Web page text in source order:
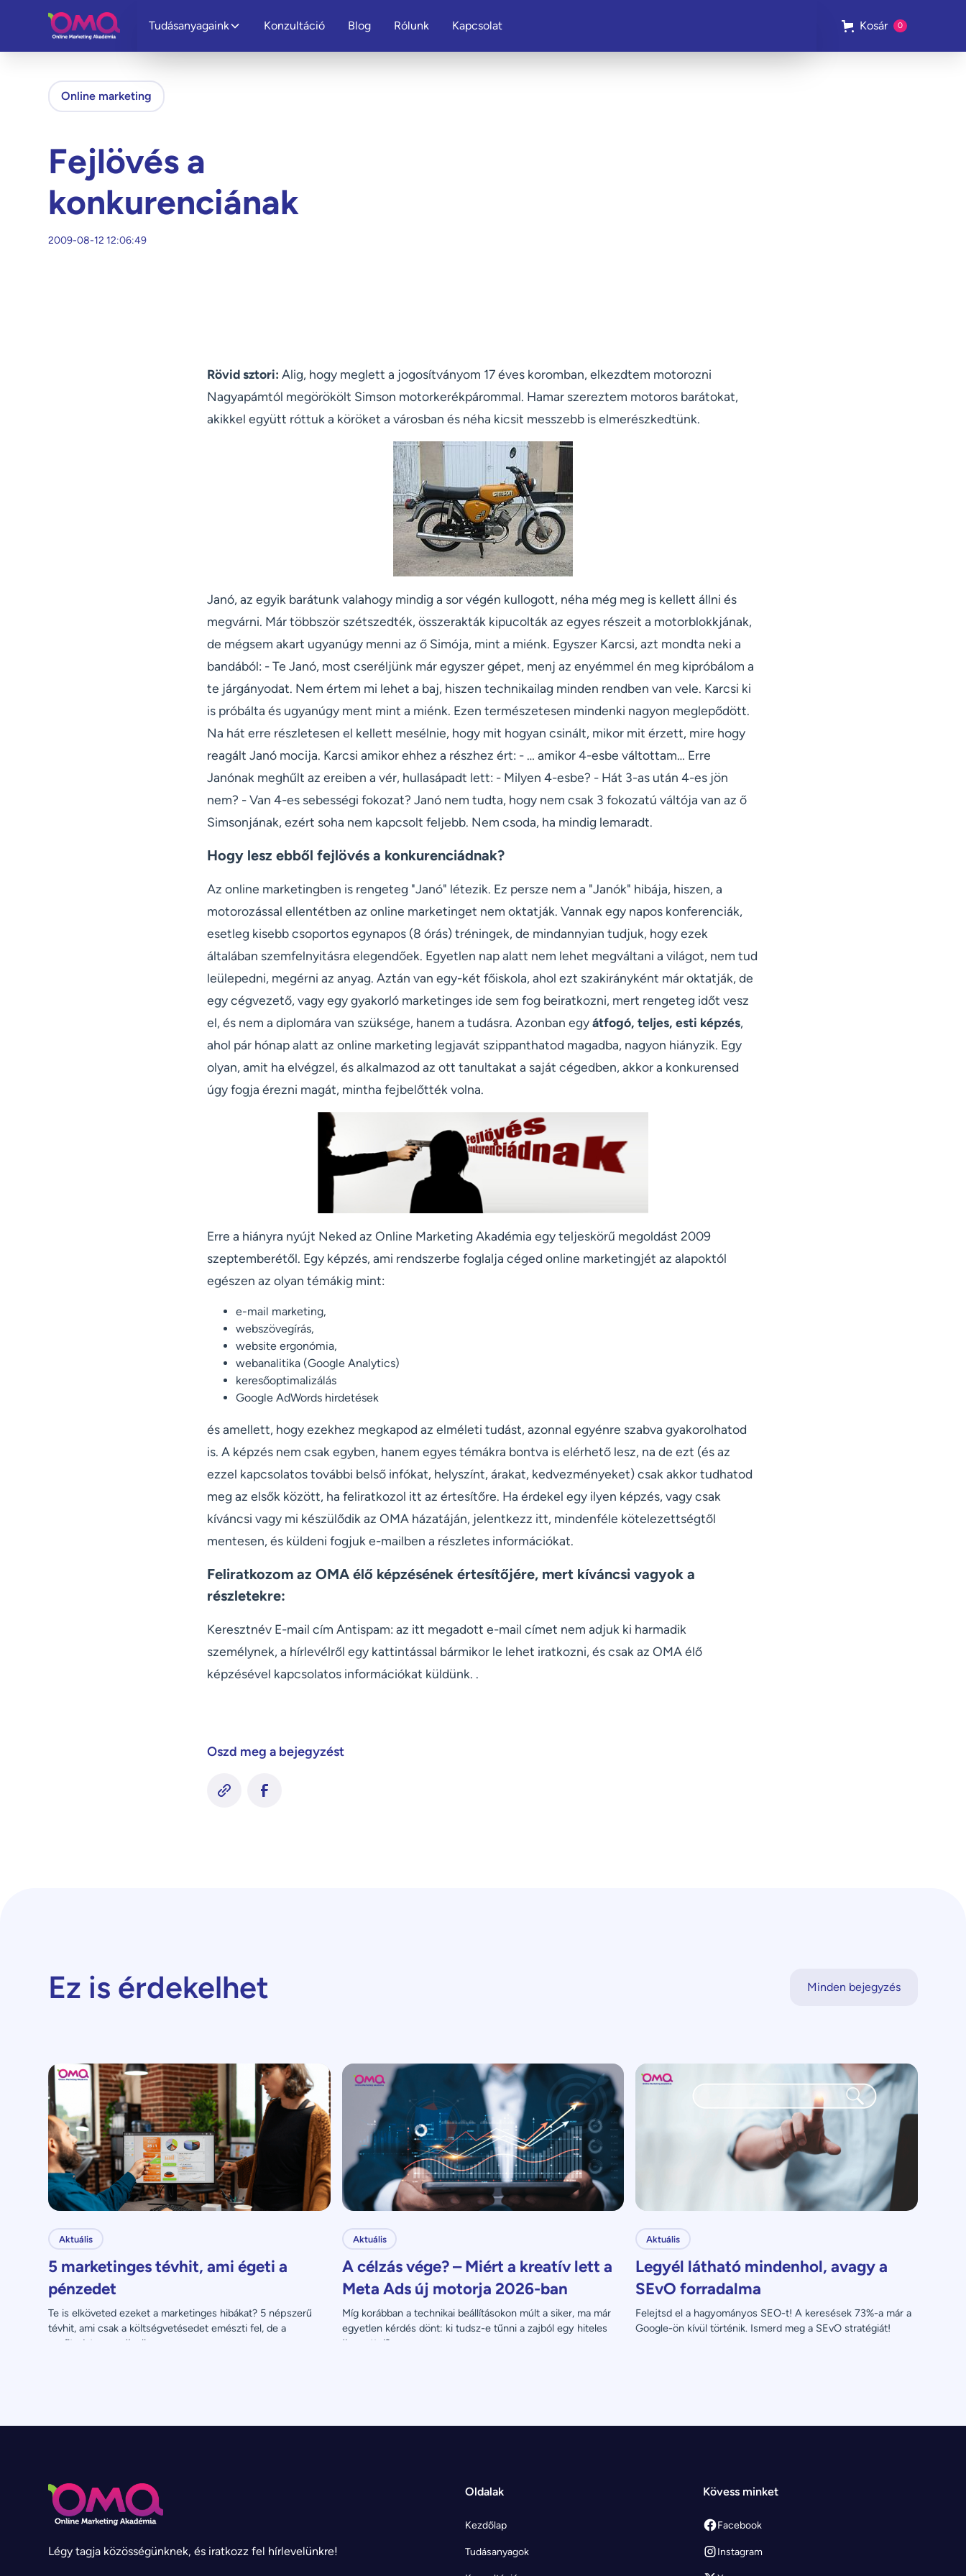
Tudásanyagaink Konzultáció Blog Rólunk Kapcsolat Kosár 0
Online marketing
Fejlövés a
konkurenciának
2009-08-12 12:06:49
Rövid sztori: Alig, hogy meglett a jogosítványom 17 éves koromban, elkezdtem motorozni
Nagyapámtól megörökölt Simson motorkerékpárommal. Hamar szereztem motoros barátokat,
akikkel együtt róttuk a köröket a városban és néha kicsit messzebb is elmerészkedtünk.
Janó, az egyik barátunk valahogy mindig a sor végén kullogott, néha még meg is kellett állni és
megvárni. Már többször szétszedték, összerakták kipucolták az egyes részeit a motorblokkjának,
de mégsem akart ugyanúgy menni az ő Simója, mint a miénk. Egyszer Karcsi, azt mondta neki a
bandából: - Te Janó, most cseréljünk már egyszer gépet, menj az enyémmel én meg kipróbálom a
te járgányodat. Nem értem mi lehet a baj, hiszen technikailag minden rendben van vele. Karcsi ki
is próbálta és ugyanúgy ment mint a miénk. Ezen természetesen mindenki nagyon meglepődött.
Na hát erre részletesen el kellett mesélnie, hogy mit hogyan csinált, mikor mit érzett, mire hogy
reagált Janó mocija. Karcsi amikor ehhez a részhez ért: - … amikor 4-esbe váltottam… Erre
Janónak meghűlt az ereiben a vér, hullasápadt lett: - Milyen 4-esbe? - Hát 3-as után 4-es jön
nem? - Van 4-es sebességi fokozat? Janó nem tudta, hogy nem csak 3 fokozatú váltója van az ő
Simsonjának, ezért soha nem kapcsolt feljebb. Nem csoda, ha mindig lemaradt.
Hogy lesz ebből fejlövés a konkurenciádnak?
Az online marketingben is rengeteg "Janó" létezik. Ez persze nem a "Janók" hibája, hiszen, a
motorozással ellentétben az online marketinget nem oktatják. Vannak egy napos konferenciák,
esetleg kisebb csoportos egynapos (8 órás) tréningek, de mindannyian tudjuk, hogy ezek
általában szemfelnyitásra elegendőek. Egyetlen nap alatt nem lehet megváltani a világot, nem tud
leülepedni, megérni az anyag. Aztán van egy-két főiskola, ahol ezt szakirányként már oktatják, de
egy cégvezető, vagy egy gyakorló marketinges ide sem fog beiratkozni, mert rengeteg időt vesz
el, és nem a diplomára van szüksége, hanem a tudásra. Azonban egyátfogó, teljes, esti képzés,
ahol pár hónap alatt az online marketing legjavát szippanthatod magadba, nagyon hiányzik. Egy
olyan, amit ha elvégzel, és alkalmazod az ott tanultakat a saját cégedben, akkor a konkurensed
úgy fogja érezni magát, mintha fejbelőtték volna.
Erre a hiányra nyújt Neked az Online Marketing Akadémia egy teljeskörű megoldást 2009
szeptemberétől. Egy képzés, ami rendszerbe foglalja céged online marketingjét az alapoktól
egészen az olyan témákig mint:
e-mail marketing,
webszövegírás,
website ergonómia,
webanalitika (Google Analytics)
keresőoptimalizálás
Google AdWords hirdetések
és amellett, hogy ezekhez megkapod az elméleti tudást, azonnal egyénre szabva gyakorolhatod
is. A képzés nem csak egyben, hanem egyes témákra bontva is elérhető lesz, na de ezt (és az
ezzel kapcsolatos további belső infókat, helyszínt, árakat, kedvezményeket) csak akkor tudhatod
meg az elsők között, ha feliratkozol itt az értesítőre. Ha érdekel egy ilyen képzés, vagy csak
kíváncsi vagy mi készülődik az OMA házatáján, jelentkezz itt, mindenféle kötelezettségtől
mentesen, és küldeni fogjuk e-mailben a részletes információkat.
Feliratkozom az OMA élő képzésének értesítőjére, mert kíváncsi vagyok a
részletekre:
Keresztnév E-mail cím Antispam: az itt megadott e-mail címet nem adjuk ki harmadik
személynek, a hírlevélről egy kattintással bármikor le lehet iratkozni, és csak az OMA élő
képzésével kapcsolatos információkat küldünk. .
Oszd meg a bejegyzést
Ez is érdekelhet Minden bejegyzés
Aktuális
5 marketinges tévhit, ami égeti a
pénzedet
Te is elköveted ezeket a marketinges hibákat? 5 népszerű
tévhit, ami csak a költségvetésedet emészti fel, de a
profitodat nem növeli.
Aktuális
A célzás vége? – Miért a kreatív lett a
Meta Ads új motorja 2026-ban
Míg korábban a technikai beállításokon múlt a siker, ma már
egyetlen kérdés dönt: ki tudsz-e tűnni a zajból egy hiteles
üzenettel?
Aktuális
Legyél látható mindenhol, avagy a
SEvO forradalma
Felejtsd el a hagyományos SEO-t! A keresések 73%-a már a
Google-ön kívül történik. Ismerd meg a SEvO stratégiát!
Légy tagja közösségünknek, és iratkozz fel hírlevelünkre!
Oldalak
Kezdőlap
Tudásanyagok
Kövess minket
Facebook
Instagram